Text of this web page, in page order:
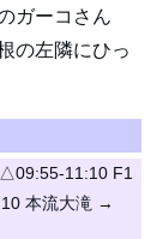
ガーコさん
の左隣にひっ
11:10 F1
本流大滝 →